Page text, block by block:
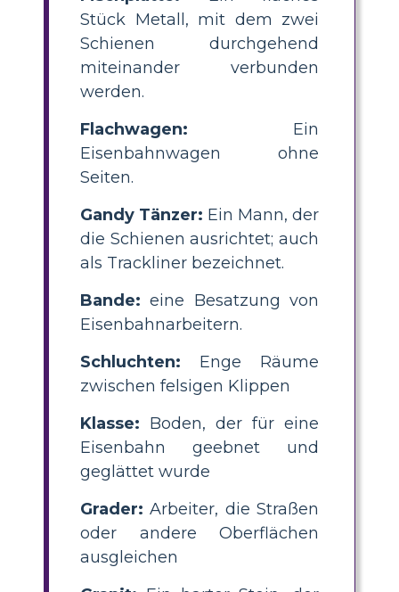
Stück Metall, mit dem zwei
Schienen durchgehend
miteinander verbunden
werden.
Flachwagen: Ein
Eisenbahnwagen ohne
Seiten.
Gandy Tänzer: Ein Mann, der
die Schienen ausrichtet; auch
als Trackliner bezeichnet.
Bande: eine Besatzung von
Eisenbahnarbeitern.
Schluchten: Enge Räume
zwischen felsigen Klippen
Klasse: Boden, der für eine
Eisenbahn geebnet und
geglättet wurde
Grader: Arbeiter, die Straßen
oder andere Oberflächen
ausgleichen